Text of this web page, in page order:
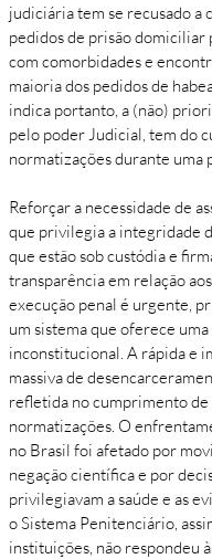
judiciária tem se recusado a
pedidos de prisão domiciliar
com comorbidades e
maioria dos pedidos de
indica portanto, a (não)
pelo poder Judicial, tem do
normatizações durante uma
Reforçar a necessidade de
que privilegia a integridade
que estão sob custódia e
transparência em relação
execução penal é urgente,
um sistema que oferece
inconstitucional. A rápida e
massiva de
refletida no cumprimento de
normatizações. O
no Brasil foi afetado por
negação científica e por
privilegiavam a saúde e as
o Sistema Penitenciário,
instituições, não respondeu